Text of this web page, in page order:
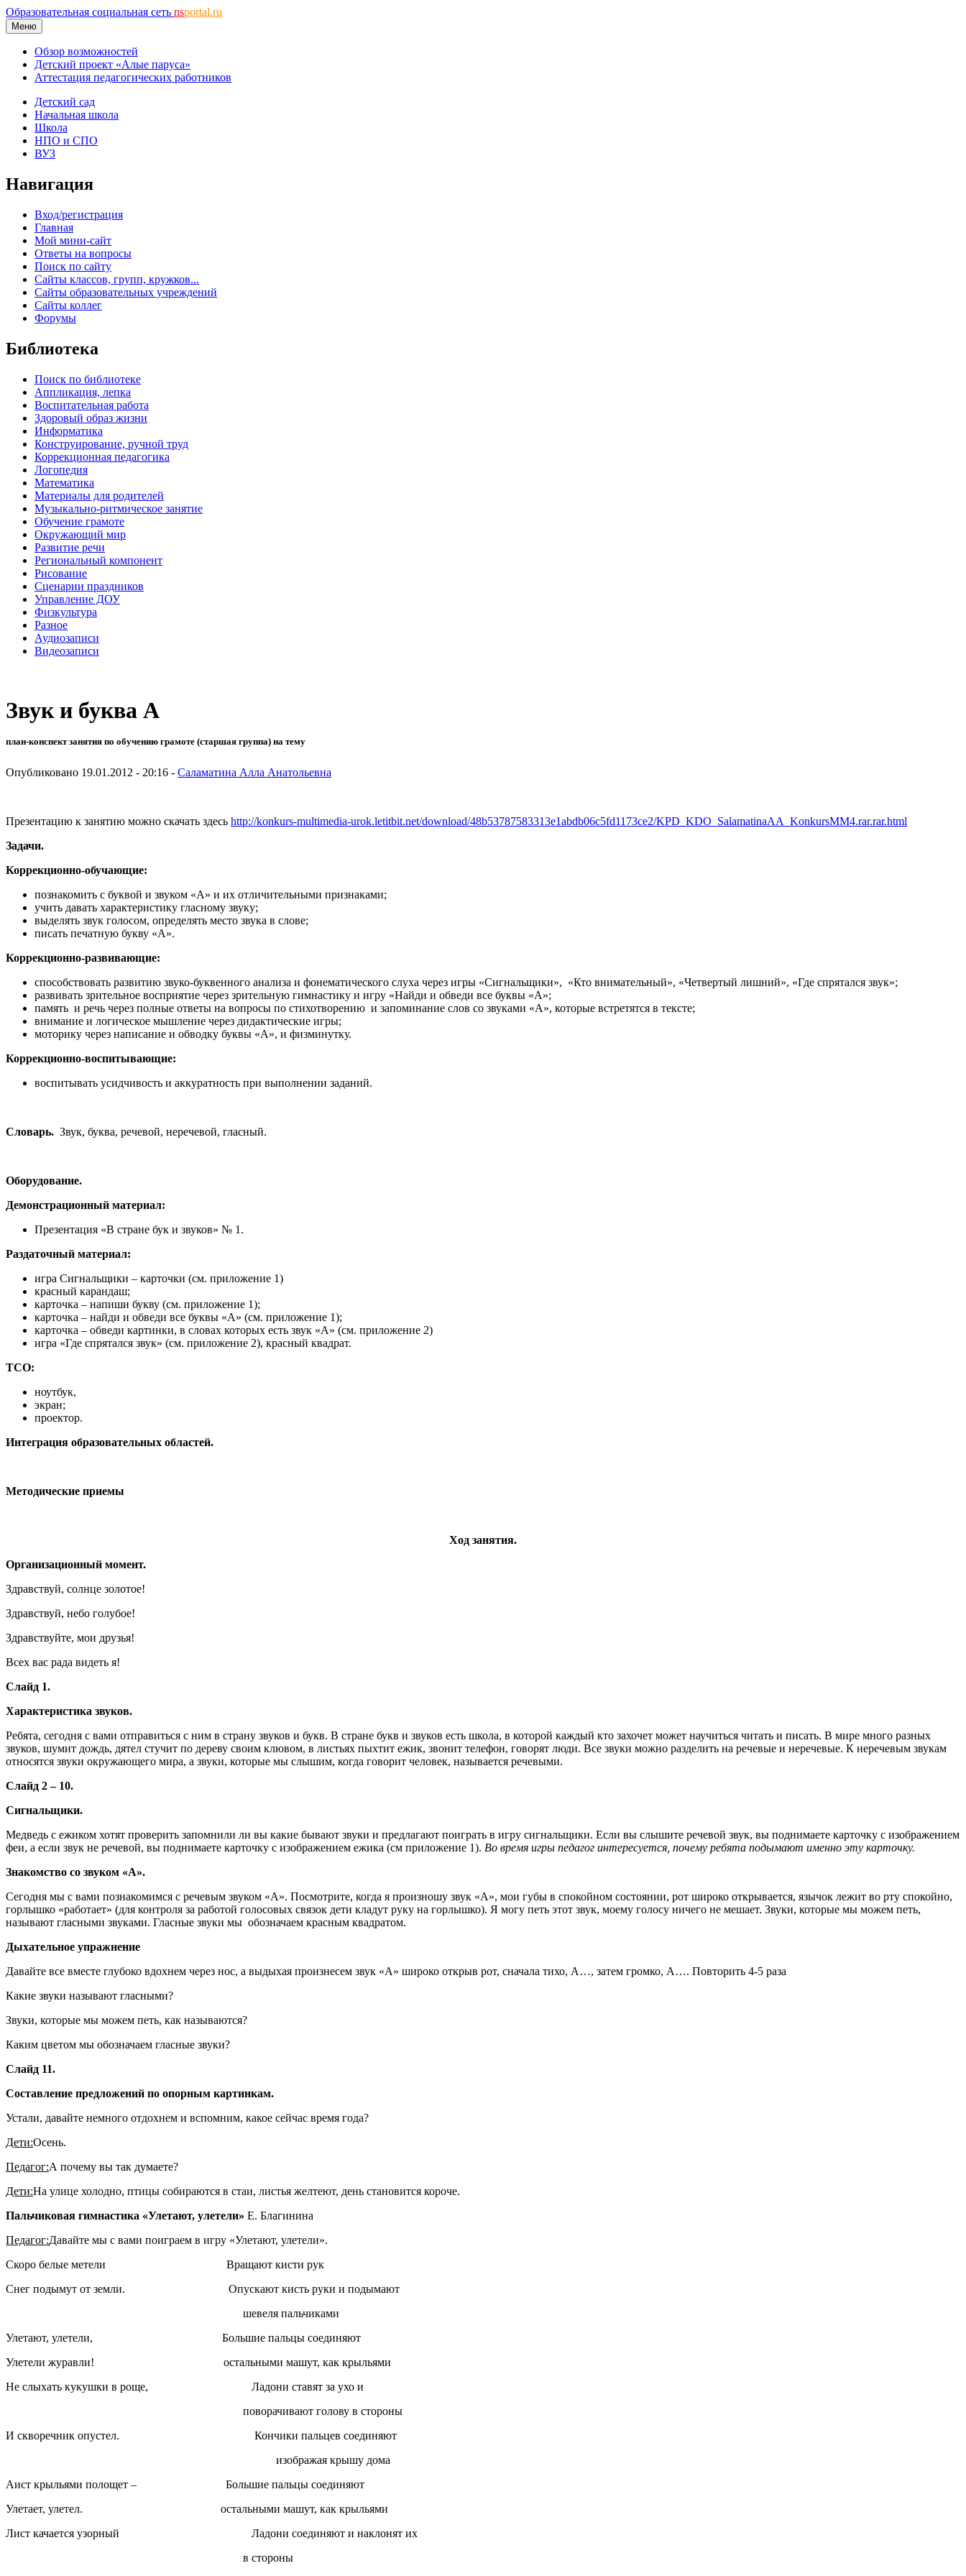
Образовательная социальная сеть nsportal.ru
Меню
Обзор возможностей
Детский проект «Алые паруса»
Аттестация педагогических работников
Детский сад
Начальная школа
Школа
НПО и СПО
ВУЗ
Навигация
Вход/регистрация
Главная
Мой мини-сайт
Ответы на вопросы
Поиск по сайту
Сайты классов, групп, кружков...
Сайты образовательных учреждений
Сайты коллег
Форумы
Библиотека
Поиск по библиотеке
Аппликация, лепка
Воспитательная работа
Здоровый образ жизни
Информатика
Конструирование, ручной труд
Коррекционная педагогика
Логопедия
Математика
Материалы для родителей
Музыкально-ритмическое занятие
Обучение грамоте
Окружающий мир
Развитие речи
Региональный компонент
Рисование
Сценарии праздников
Управление ДОУ
Физкультура
Разное
Аудиозаписи
Видеозаписи
Звук и буква А
план-конспект занятия по обучению грамоте (старшая группа) на тему
Опубликовано 19.01.2012 - 20:16 - Саламатина Алла Анатольевна
Презентацию к занятию можно скачать здесь http://konkurs-multimedia-urok.letitbit.net/download/48b53787583313e1abdb06c5fd1173ce2/KPD_KDO_SalamatinaAA_KonkursMM4.rar.rar.html
Задачи.
Коррекционно-обучающие:
познакомить с буквой и звуком «А» и их отличительными признаками;
учить давать характеристику гласному звуку;
выделять звук голосом, определять место звука в слове;
писать печатную букву «А».
Коррекционно-развивающие:
способствовать развитию звуко-буквенного анализа и фонематического слуха через игры «Сигнальщики», «Кто внимательный», «Четвертый лишний», «Где спрятался звук»;
развивать зрительное восприятие через зрительную гимнастику и игру «Найди и обведи все буквы «А»;
память и речь через полные ответы на вопросы по стихотворению и запоминание слов со звуками «А», которые встретятся в тексте;
внимание и логическое мышление через дидактические игры;
моторику через написание и обводку буквы «А», и физминутку.
Коррекционно-воспитывающие:
воспитывать усидчивость и аккуратность при выполнении заданий.
Словарь. Звук, буква, речевой, неречевой, гласный.
Оборудование.
Демонстрационный материал:
Презентация «В стране бук и звуков» № 1.
Раздаточный материал:
игра Сигнальщики – карточки (см. приложение 1)
красный карандаш;
карточка – напиши букву (см. приложение 1);
карточка – найди и обведи все буквы «А» (см. приложение 1);
карточка – обведи картинки, в словах которых есть звук «А» (см. приложение 2)
игра «Где спрятался звук» (см. приложение 2), красный квадрат.
ТСО:
ноутбук,
экран;
проектор.
Интеграция образовательных областей.
Методические приемы
Ход занятия.
Организационный момент.
Здравствуй, солнце золотое!
Здравствуй, небо голубое!
Здравствуйте, мои друзья!
Всех вас рада видеть я!
Слайд 1.
Характеристика звуков.
Ребята, сегодня с вами отправиться с ним в страну звуков и букв. В стране букв и звуков есть школа, в которой каждый кто захочет может научиться читать и писать. В мире много разных
звуков, шумит дождь, дятел стучит по дереву своим клювом, в листьях пыхтит ежик, звонит телефон, говорят люди. Все звуки можно разделить на речевые и неречевые. К неречевым звукам
относятся звуки окружающего мира, а звуки, которые мы слышим, когда говорит человек, называется речевыми.
Слайд 2 – 10.
Сигнальщики.
Медведь с ежиком хотят проверить запомнили ли вы какие бывают звуки и предлагают поиграть в игру сигнальщики. Если вы слышите речевой звук, вы поднимаете карточку с изображением
феи, а если звук не речевой, вы поднимаете карточку с изображением ежика (см приложение 1). Во время игры педагог интересуется, почему ребята подымают именно эту карточку.
Знакомство со звуком «А».
Сегодня мы с вами познакомимся с речевым звуком «А». Посмотрите, когда я произношу звук «А», мои губы в спокойном состоянии, рот широко открывается, язычок лежит во рту спокойно,
горлышко «работает» (для контроля за работой голосовых связок дети кладут руку на горлышко). Я могу петь этот звук, моему голосу ничего не мешает. Звуки, которые мы можем петь,
называют гласными звуками. Гласные звуки мы обозначаем красным квадратом.
Дыхательное упражнение
Давайте все вместе глубоко вдохнем через нос, а выдыхая произнесем звук «А» широко открыв рот, сначала тихо, А…, затем громко, А…. Повторить 4-5 раза
Какие звуки называют гласными?
Звуки, которые мы можем петь, как называются?
Каким цветом мы обозначаем гласные звуки?
Слайд 11.
Составление предложений по опорным картинкам.
Устали, давайте немного отдохнем и вспомним, какое сейчас время года?
Дети:Осень.
Педагог:А почему вы так думаете?
Дети:На улице холодно, птицы собираются в стаи, листья желтеют, день становится короче.
Пальчиковая гимнастика «Улетают, улетели» Е. Благинина
Педагог:Давайте мы с вами поиграем в игру «Улетают, улетели».
Скоро белые метели Вращают кисти рук
Снег подымут от земли. Опускают кисть руки и подымают
шевеля пальчиками
Улетают, улетели, Большие пальцы соединяют
Улетели журавли! остальными машут, как крыльями
Не слыхать кукушки в роще, Ладони ставят за ухо и
поворачивают голову в стороны
И скворечник опустел. Кончики пальцев соединяют
изображая крышу дома
Аист крыльями полощет – Большие пальцы соединяют
Улетает, улетел. остальными машут, как крыльями
Лист качается узорный Ладони соединяют и наклонят их
в стороны